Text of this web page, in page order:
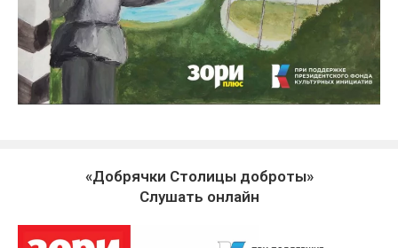
«Добрячки Столицы доброты»
Слушать онлайн